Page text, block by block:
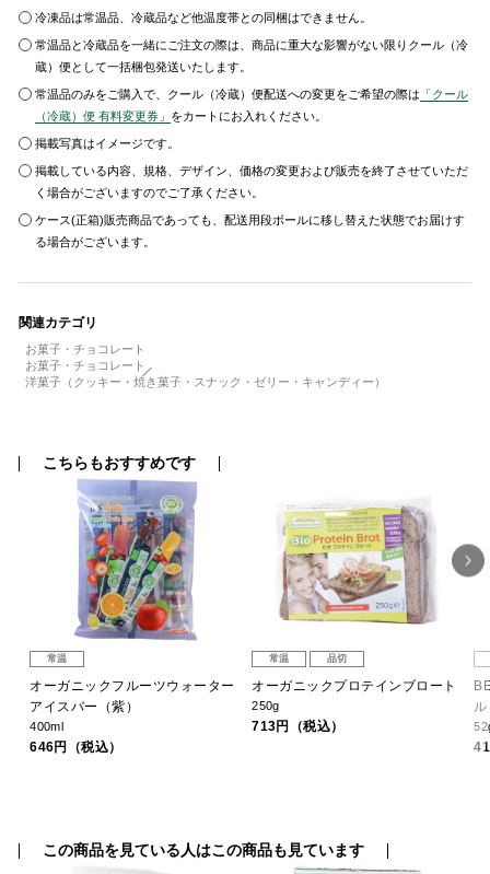
冷凍品は常温品、冷蔵品など他温度帯との同梱はできません。
常温品と冷蔵品を一緒にご注文の際は、商品に重大な影響がない限りクール（冷
蔵）便として一括梱包発送いたします。
常温品のみをご購入で、クール（冷蔵）便配送への変更をご希望の際は 「クール
（冷蔵）便 有料変更券」 をカートにお入れください。
掲載写真はイメージです。
掲載している内容、規格、デザイン、価格の変更および販売を終了させていただ
く場合がございますのでご了承ください。
ケース(正箱)販売商品であっても、配送用段ボールに移し替えた状態でお届けす
る場合がございます。
関連カテゴリ
お菓子・チョコレート
お菓子・チョコレート
洋菓子（クッキー・焼き菓子・スナック・ゼリー・キャンディー）
こちらもおすすめです
常温
オーガニックフルーツウォーター
アイスバー（紫）
400ml
646円（税込）
常温 品切
オーガニックプロテインブロート
250g
713円（税込）
ル
この商品を見ている人はこの商品も見ています